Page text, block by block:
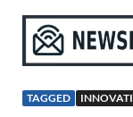
TAGGED